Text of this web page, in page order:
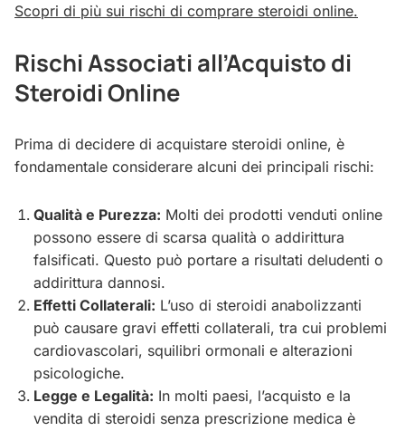
Scopri di più sui rischi di comprare steroidi online.
Rischi Associati all’Acquisto di
Steroidi Online
Prima di decidere di acquistare steroidi online, è
fondamentale considerare alcuni dei principali rischi:
Qualità e Purezza: Molti dei prodotti venduti online
possono essere di scarsa qualità o addirittura
falsificati. Questo può portare a risultati deludenti o
addirittura dannosi.
Effetti Collaterali: L’uso di steroidi anabolizzanti
può causare gravi effetti collaterali, tra cui problemi
cardiovascolari, squilibri ormonali e alterazioni
psicologiche.
Legge e Legalità: In molti paesi, l’acquisto e la
vendita di steroidi senza prescrizione medica è